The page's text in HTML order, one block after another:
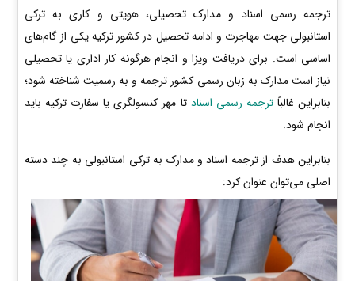
ترجمه رسمی اسناد و مدارک تحصیلی، هویتی و کاری به ترکی
استانبولی جهت مهاجرت و ادامه تحصیل در کشور ترکیه یکی از گام‌های
اساسی است. برای دریافت ویزا و انجام هرگونه کار اداری یا تحصیلی
نیاز است مدارک به زبان رسمی کشور ترجمه و به رسمیت شناخته شود؛
بنابراین غالباًترجمه رسمی اسناد تا مهر کنسولگری یا سفارت ترکیه باید
انجام شود.
بنابراین هدف از ترجمه اسناد و مدارک به ترکی استانبولی به چند دسته
اصلی می‌توان عنوان کرد: